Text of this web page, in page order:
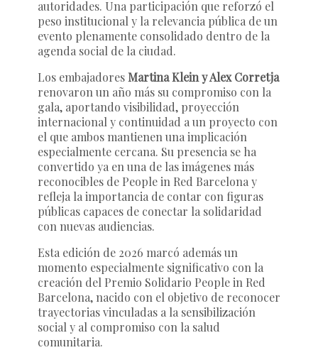
autoridades. Una participación que reforzó el
peso institucional y la relevancia pública de un
evento plenamente consolidado dentro de la
agenda social de la ciudad.
Los embajadoresMartina Klein y Alex Corretja
renovaron un año más su compromiso con la
gala, aportando visibilidad, proyección
internacional y continuidad a un proyecto con
el que ambos mantienen una implicación
especialmente cercana. Su presencia se ha
convertido ya en una de las imágenes más
reconocibles de People in Red Barcelona y
refleja la importancia de contar con figuras
públicas capaces de conectar la solidaridad
con nuevas audiencias.
Esta edición de 2026 marcó además un
momento especialmente significativo con la
creación del Premio Solidario People in Red
Barcelona, nacido con el objetivo de reconocer
trayectorias vinculadas a la sensibilización
social y al compromiso con la salud
comunitaria.